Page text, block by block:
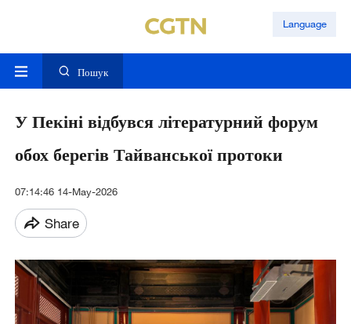
Language
Пошук
У Пекіні відбувся літературний форум
обох берегів Тайванської протоки
07:14:46 14-May-2026
Share